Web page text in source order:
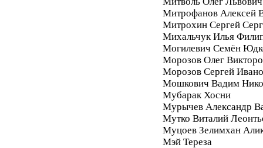
Митрофанов Алексей
Митрохин Сергей
Михальчук Илья
Могилевич Семён
Морозов Олег
Морозов Сергей
Мошкович Вадим
Мубарак Хосни
Мурычев Александр
Мутко Виталий
Муцоев Зелимхан
Мэй Тереза